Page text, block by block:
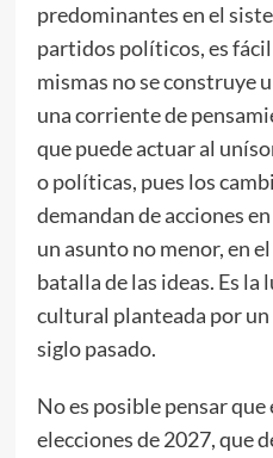
predominantes en el
partidos políticos, es
mismas no se construye
una corriente de
que puede actuar al
o políticas, pues los
demandan de acciones
un asunto no menor, en
batalla de las ideas. Es la
cultural planteada por
siglo pasado.
No es posible pensar que
elecciones de 2027, que